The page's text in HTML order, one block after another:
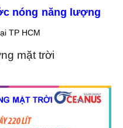
nóng năng lượng
TP HCM
mặt trời